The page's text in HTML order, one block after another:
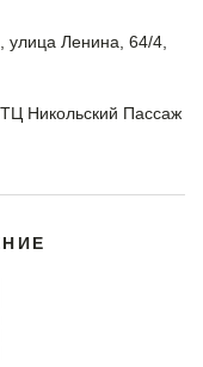
улица Ленина, 64/4,
Никольский Пассаж